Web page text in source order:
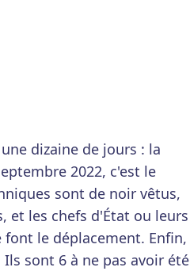
dizaine de jours : la
2022, c'est le
sont de noir vêtus,
et les chefs d'État ou leurs
le déplacement. Enfin,
sont 6 à ne pas avoir été